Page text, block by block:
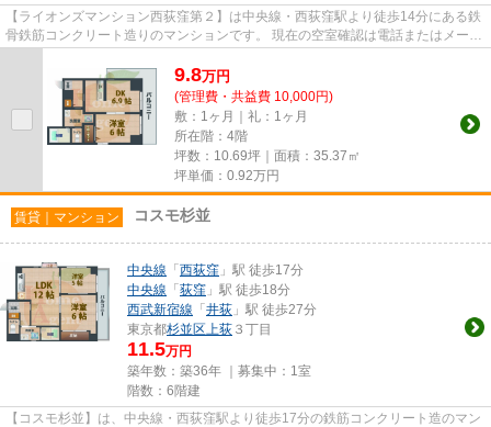
【ライオンズマンション西荻窪第２】は中央線・西荻窪駅より徒歩14分にある鉄
骨鉄筋コンクリート造りのマンションです。 現在の空室確認は電話またはメール
9.8万円
(管理費・共益費 10,000円)
敷：1ヶ月｜礼：1ヶ月
所在階：4階
坪数：10.69坪｜面積：35.37㎡
坪単価： 0.92万円
賃貸｜マンション コスモ杉並
中央線 「 西荻窪 」駅 徒歩17分
中央線 「 荻窪 」駅 徒歩18分
西武新宿線 「 井荻 」駅 徒歩27分
東京都杉並区上荻 ３丁目
11.5万円
築年数：築36年 ｜募集中： 1室
階数：6階建
【コスモ杉並】は、中央線・西荻窪駅より徒歩17分の鉄筋コンクリート造のマン